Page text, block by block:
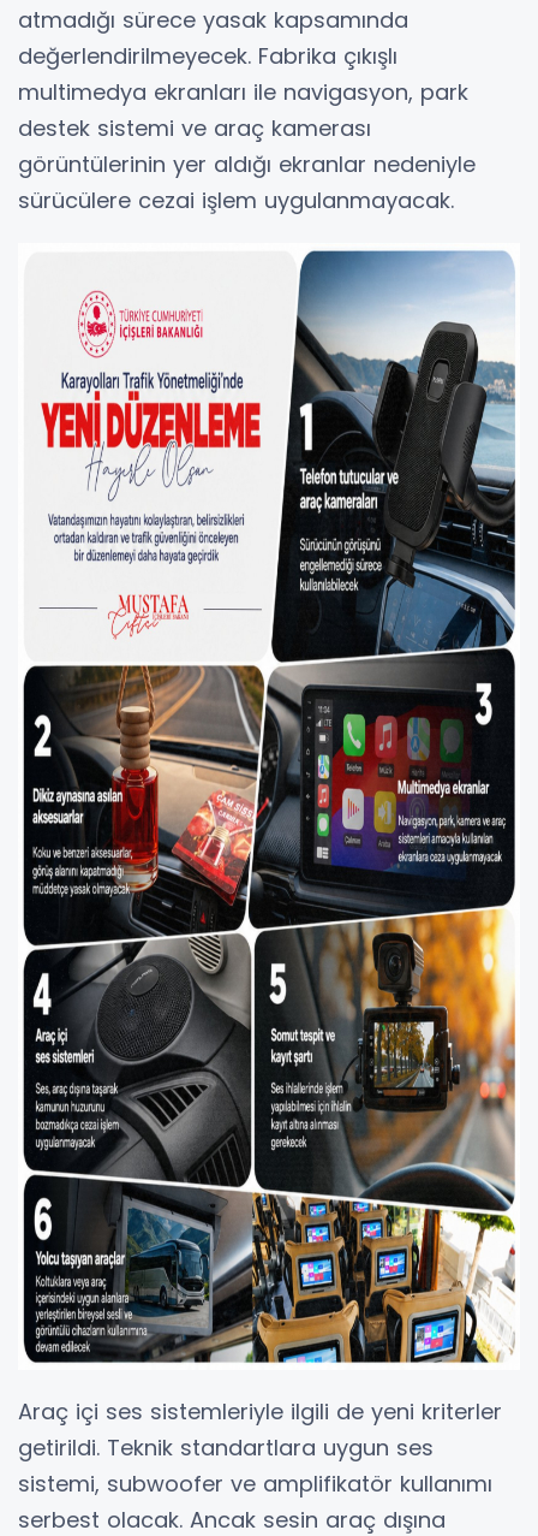
atmadığı sürece yasak kapsamında
değerlendirilmeyecek. Fabrika çıkışlı
multimedya ekranları ile navigasyon, park
destek sistemi ve araç kamerası
görüntülerinin yer aldığı ekranlar nedeniyle
sürücülere cezai işlem uygulanmayacak.
Araç içi ses sistemleriyle ilgili de yeni kriterler
getirildi. Teknik standartlara uygun ses
sistemi, subwoofer ve amplifikatör kullanımı
serbest olacak. Ancak sesin araç dışına